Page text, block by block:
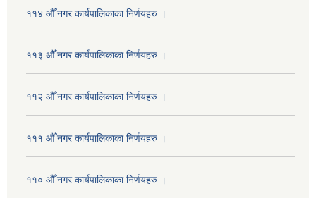
११४ औँ नगर कार्यपालिकाका निर्णयहरु ।
११३ औँ नगर कार्यपालिकाका निर्णयहरु ।
११२ औँ नगर कार्यपालिकाका निर्णयहरु ।
१११ औँ नगर कार्यपालिकाका निर्णयहरु ।
११० औँ नगर कार्यपालिकाका निर्णयहरु ।